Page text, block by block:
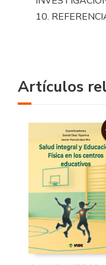
10.
Artículos